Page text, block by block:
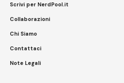
Scrivi per NerdPool.it
Collaborazioni
Chi Siamo
Contattaci
Note Legali